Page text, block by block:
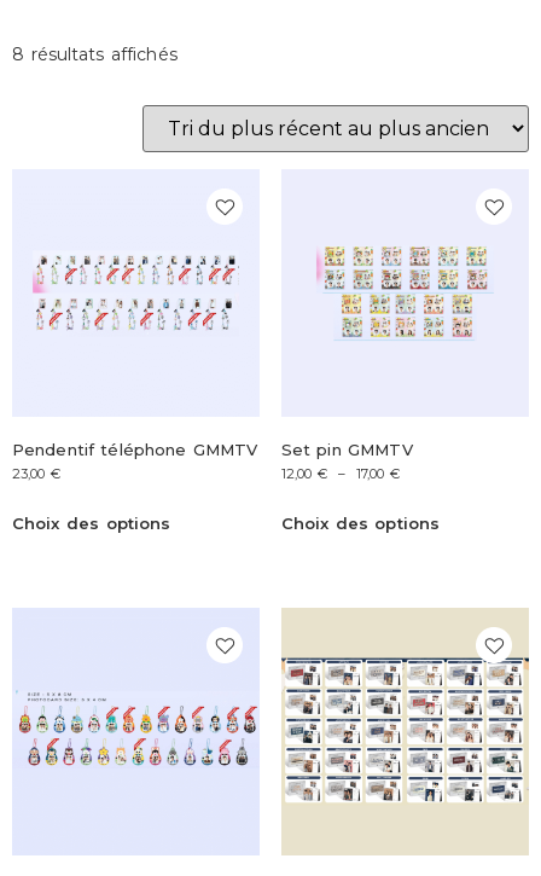
8 résultats affichés
Pendentif téléphone GMMTV
23,00 €
Choix des options
Set pin GMMTV
12,00 € – 17,00 €
Choix des options